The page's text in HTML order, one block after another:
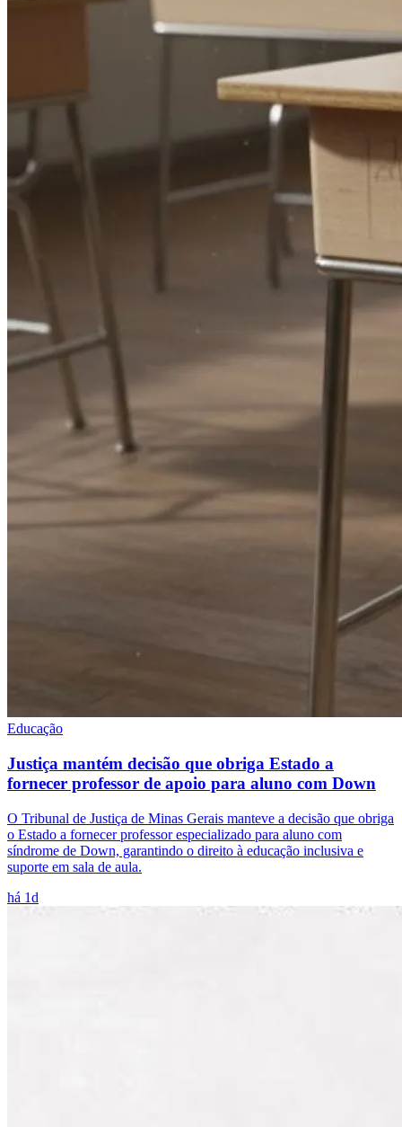
Educação
Justiça mantém decisão que obriga Estado a
fornecer professor de apoio para aluno com Down
O Tribunal de Justiça de Minas Gerais manteve a decisão que obriga
o Estado a fornecer professor especializado para aluno com
síndrome de Down, garantindo o direito à educação inclusiva e
suporte em sala de aula.
há 1d